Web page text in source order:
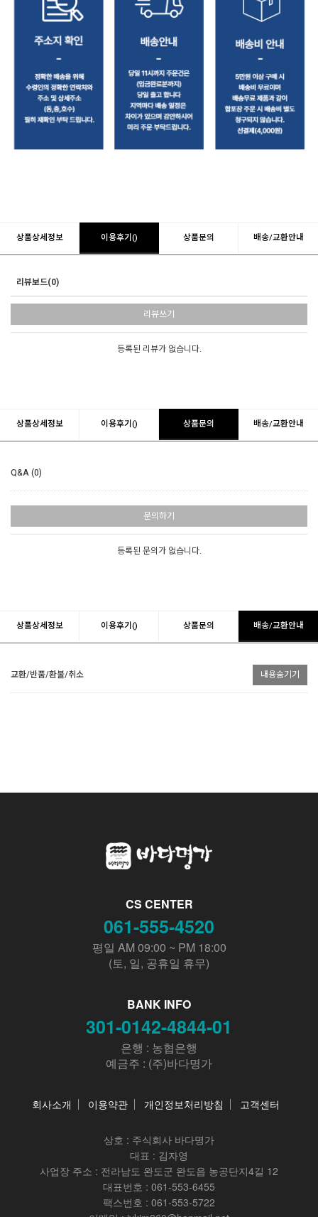
상품상세정보 이용후기() 상품문의 배송/교환안내
리뷰보드(0)
리뷰쓰기
등록된 리뷰가 없습니다.
상품상세정보 이용후기() 상품문의 배송/교환안내
Q&A (0)
문의하기
등록된 문의가 없습니다.
상품상세정보 이용후기() 상품문의 배송/교환안내
교환/반품/환불/취소 내용숨기기
CS CENTER
061-555-4520
평일 AM 09:00 ~ PM 18:00
(토, 일, 공휴일 휴무)
BANK INFO
301-0142-4844-01
은행 : 농협은행
예금주 : (주)바다명가
회사소개 이용약관 개인정보처리방침 고객센터
상호 : 주식회사 바다명가
대표 : 김자영
사업장 주소 : 전라남도 완도군 완도읍 농공단지4길 12
대표번호 : 061-553-6455
팩스번호 : 061-553-5722